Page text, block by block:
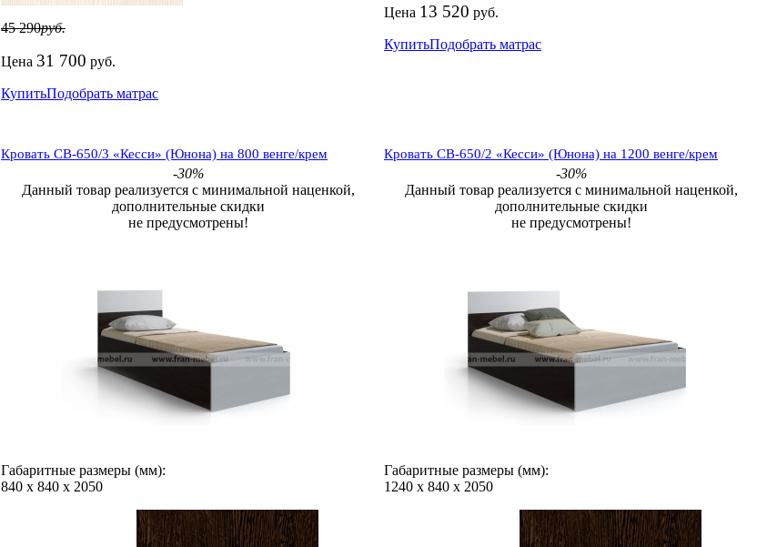
45 290руб.
Цена 31 700 руб.
КупитьПодобрать матрас
Цена 13 520 руб.
КупитьПодобрать матрас
Кровать СВ-650/3 «Кесси» (Юнона) на 800 венге/крем
-30%
Данный товар реализуется с минимальной наценкой,
дополнительные скидки
не предусмотрены!
Габаритные размеры (мм):
840 х 840 х 2050
Кровать СВ-650/2 «Кесси» (Юнона) на 1200 венге/крем
-30%
Данный товар реализуется с минимальной наценкой,
дополнительные скидки
не предусмотрены!
Габаритные размеры (мм):
1240 х 840 х 2050